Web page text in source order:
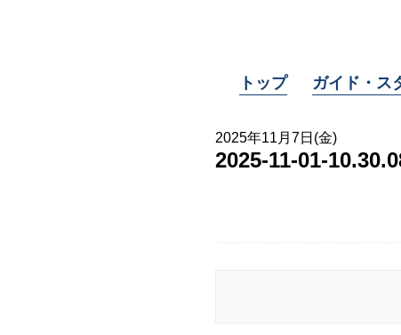
トップ ガイド・ス
2025年11月7日(金)
2025-11-01-